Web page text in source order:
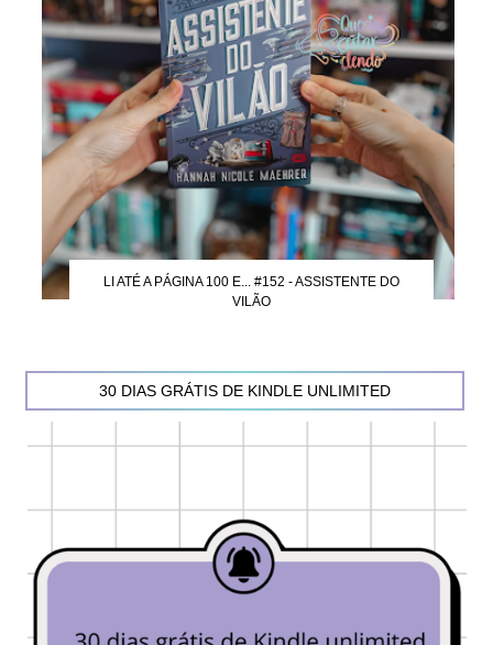
LI ATÉ A PÁGINA 100 E... #152 - ASSISTENTE DO
VILÃO
30 DIAS GRÁTIS DE KINDLE UNLIMITED